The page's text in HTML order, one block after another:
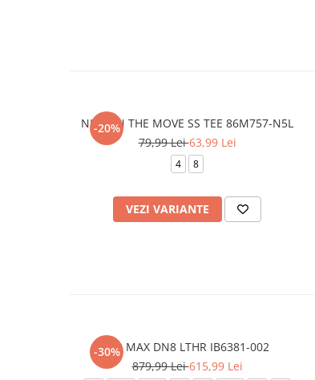
-20%
NKB ON THE MOVE SS TEE 86M757-N5L
79,99 Lei63,99 Lei
4 8
VEZI VARIANTE
-30%
AIR MAX DN8 LTHR IB6381-002
879,99 Lei615,99 Lei